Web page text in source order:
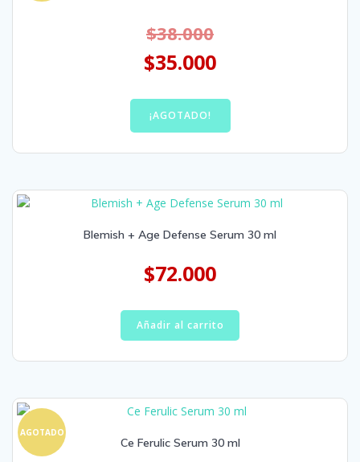
$38.000
$35.000
¡AGOTADO!
Blemish + Age Defense Serum 30 ml
$72.000
Añadir al carrito
AGOTADO
Ce Ferulic Serum 30 ml